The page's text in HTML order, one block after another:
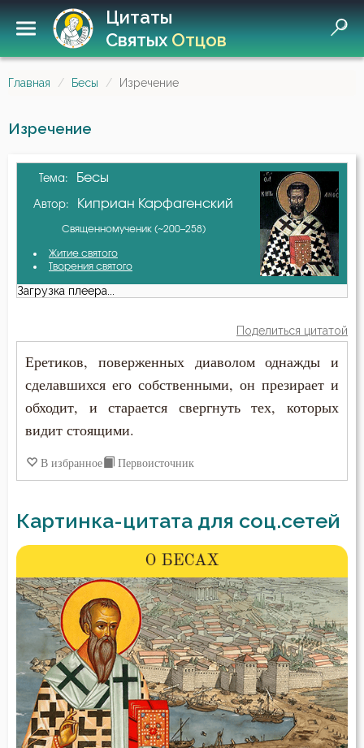
Цитаты
СвятыхОтцов
Главная Бесы Изречение
Изречение
Тема: Бесы
Автор: Киприан Карфагенский
Священномученик (~200–258)
Житие святого
Творения святого
Загрузка плеера...
Поделиться цитатой
Еретиков, поверженных диаволом однажды и
сделавшихся его собственными, он презирает и
обходит, и старается свергнуть тех, которых
видит стоящими.
В избранное Первоисточник
Картинка-цитата для соц.сетей